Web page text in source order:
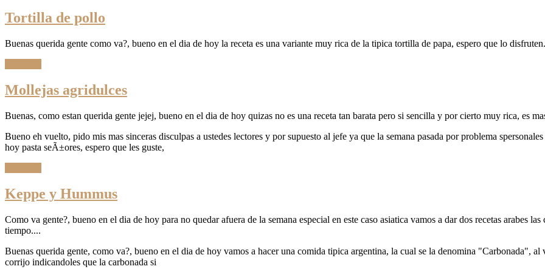
Tortilla de pollo
Buenas querida gente como va?, bueno en el dia de hoy la receta es una variante muy rica de la tipica tortilla de papa, espero que lo disfruten.
Mollejas agridulces
Buenas, como estan querida gente jejej, bueno en el dia de hoy quizas no es una receta tan barata pero si sencilla y por cierto muy rica, es
Bueno eh vuelto, pido mis mas sinceras disculpas a ustedes lectores y por supuesto al jefe ya que la semana pasada por problema
hoy pasta seÃ±ores, espero que les guste,
Keppe y Hummus
Como va gente?, bueno en el dia de hoy para no quedar afuera de la semana especial en este caso asiatica vamos a dar dos recetas arabes
tiempo....
Buenas querida gente, como va?, bueno en el dia de hoy vamos a hacer una comida tipica argentina, la cual se la denomina "Carbonada",
corrijo indicandoles que la carbonada si